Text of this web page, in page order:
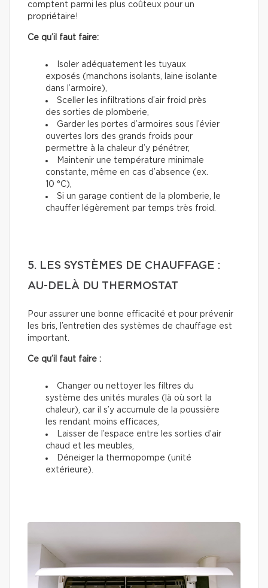
comptent parmi les plus coûteux pour un
propriétaire!
Ce qu’il faut faire:
Isoler adéquatement les tuyaux
exposés (manchons isolants, laine isolante
dans l’armoire),
Sceller les infiltrations d’air froid près
des sorties de plomberie,
Garder les portes d’armoires sous l’évier
ouvertes lors des grands froids pour
permettre à la chaleur d’y pénétrer,
Maintenir une température minimale
constante, même en cas d’absence (ex.
10 °C),
Si un garage contient de la plomberie, le
chauffer légèrement par temps très froid.
5. LES SYSTÈMES DE CHAUFFAGE :
AU-DELÀ DU THERMOSTAT
Pour assurer une bonne efficacité et pour prévenir
les bris, l’entretien des systèmes de chauffage est
important.
Ce qu’il faut faire :
Changer ou nettoyer les filtres du
système des unités murales (là où sort la
chaleur), car il s’y accumule de la poussière
les rendant moins efficaces,
Laisser de l’espace entre les sorties d’air
chaud et les meubles,
Déneiger la thermopompe (unité
extérieure).